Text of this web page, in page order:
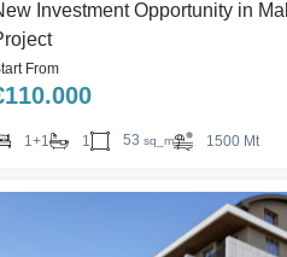
Investment Opportunity in
From
110.000
1+1 1 53 sq_m 1500 Mt